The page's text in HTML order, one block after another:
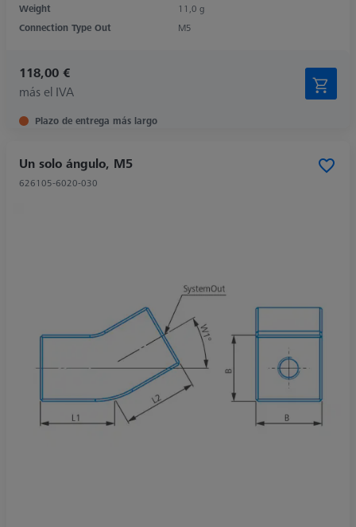
Weight
11,0 g
Connection Type Out
M5
118,00 €
más el IVA
Plazo de entrega más largo
Un solo ángulo, M5
626105-6020-030